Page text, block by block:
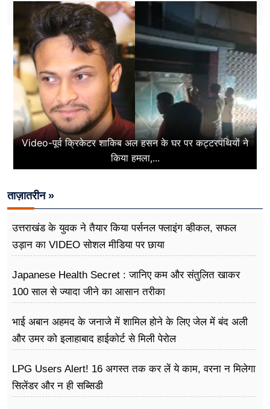
Video-पूर्व क्रिकेटर शाकिब अल हसन के घर पर कट्टरपंथियों ने
किया हमला,...
ताज़ातरीन »
उत्तराखंड के युवक ने तैयार किया पर्सनल फ्लाइंग व्हीकल, सफल
उड़ान का VIDEO सोशल मीडिया पर छाया
Japanese Health Secret : जानिए कम और संतुलित खाकर
100 साल से ज्यादा जीने का आसान तरीका
भाई अबान अहमद के जनाजे में शामिल होने के लिए जेल में बंद अली
और उमर को इलाहाबाद हाईकोर्ट से मिली पेरोल
LPG Users Alert! 16 अगस्त तक कर लें ये काम, वरना न मिलेगा
सिलेंडर और न ही सब्सिडी